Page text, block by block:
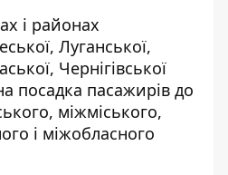
і районах
Луганської,
Чернігівської
посадка пасажирів до
міжміського,
і міжобласного